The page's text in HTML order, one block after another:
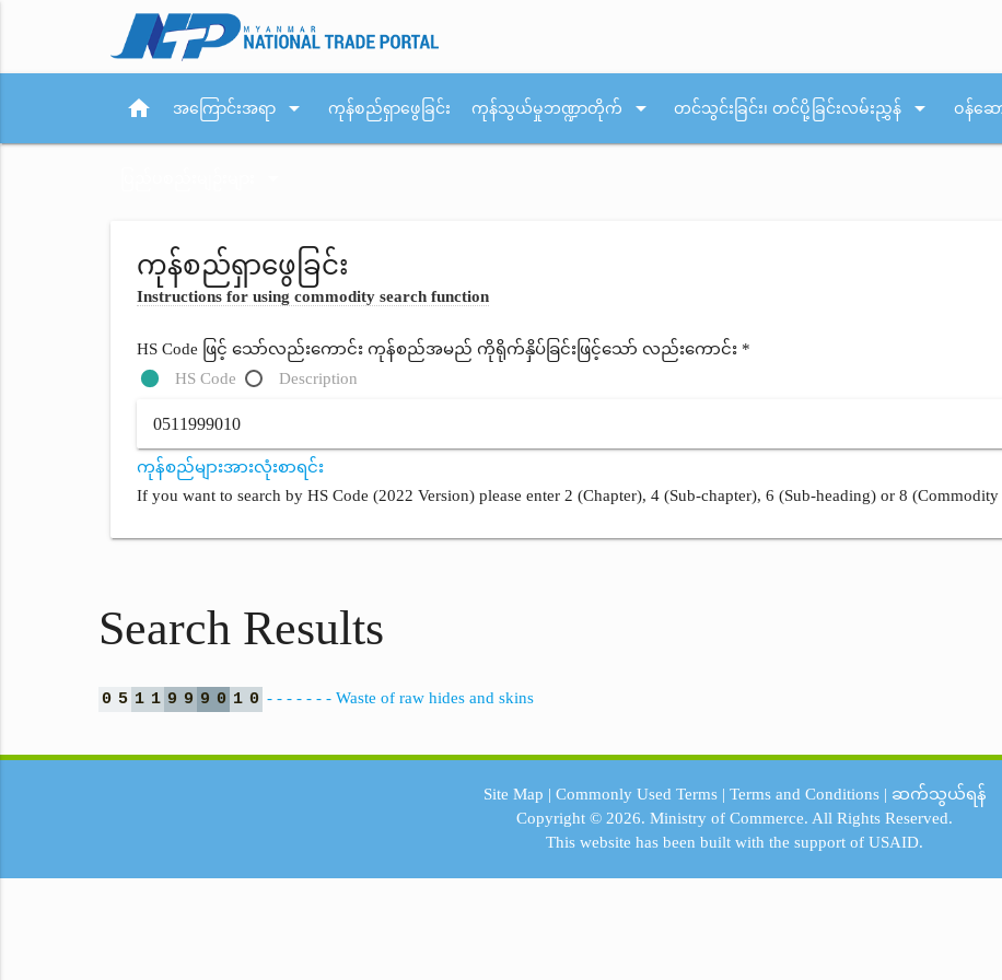
home အကြောင်းအရာ arrow_drop_down ကုန်စည်ရှာဖွေခြင်း ကုန်သွယ်မှုဘဏ္ဍာတိုက် arrow_drop_down တင်သွင်းခြင်း၊ တင်ပို့ခြင်းလမ်းညွှန် arrow_drop_down ဝန်ဆ
ကုန်စည်ရှာဖွေခြင်း
Instructions for using commodity search function
HS Code ဖြင့် သော်လည်းကောင်း ကုန်စည်အမည် ကိုရိုက်နှိပ်ခြင်းဖြင့်သော် လည်းကောင်း *
HS Code
Description
ကုန်စည်များအားလုံးစာရင်း
If you want to search by HS Code (2022 Version) please enter 2 (Chapter), 4 (Sub-chapter), 6 (Sub-heading) or 8
Search Results
0 5 1 1 9 9 9 0 1 0 - - - - - - - Waste of raw hides and skins
Site Map | Commonly Used Terms| Terms and Conditions| ဆက်သွယ်ရန်
Copyright © 2026.Ministry of Commerce. All Rights Reserved.
This website has been built with the support ofUSAID.